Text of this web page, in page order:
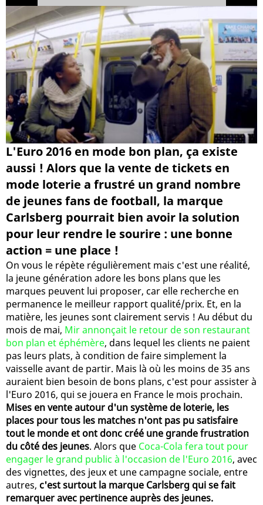
L'Euro 2016 en mode bon plan, ça existe
aussi ! Alors que la vente de tickets en
mode loterie a frustré un grand nombre
de jeunes fans de football, la marque
Carlsberg pourrait bien avoir la solution
pour leur rendre le sourire : une bonne
action = une place !
On vous le répète régulièrement mais c'est une réalité,
la jeune génération adore les bons plans que les
marques peuvent lui proposer, car elle recherche en
permanence le meilleur rapport qualité/prix. Et, en la
matière, les jeunes sont clairement servis ! Au début du
mois de mai, Mir annonçait le retour de son restaurant
bon plan et éphémère, dans lequel les clients ne paient
pas leurs plats, à condition de faire simplement la
vaisselle avant de partir. Mais là où les moins de 35 ans
auraient bien besoin de bons plans, c'est pour assister à
l'Euro 2016, qui se jouera en France le mois prochain.
Mises en vente autour d'un système de loterie, les
places pour tous les matches n'ont pas pu satisfaire
tout le monde et ont donc créé une grande frustration
du côté des jeunes. Alors que Coca-Cola fera tout pour
engager le grand public à l'occasion de l'Euro 2016, avec
des vignettes, des jeux et une campagne sociale, entre
autres, c'est surtout la marque Carlsberg qui se fait
remarquer avec pertinence auprès des jeunes.